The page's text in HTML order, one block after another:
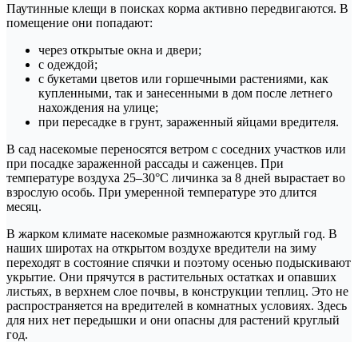
Паутинные клещи в поисках корма активно передвигаются. В
помещение они попадают:
через открытые окна и двери;
с одеждой;
с букетами цветов или горшечными растениями, как
купленными, так и занесенными в дом после летнего
нахождения на улице;
при пересадке в грунт, зараженный яйцами вредителя.
В сад насекомые переносятся ветром с соседних участков или
при посадке зараженной рассады и саженцев. При
температуре воздуха 25–30°C личинка за 8 дней вырастает во
взрослую особь. При умеренной температуре это длится
месяц.
В жарком климате насекомые размножаются круглый год. В
наших широтах на открытом воздухе вредители на зиму
переходят в состояние спячки и поэтому осенью подыскивают
укрытие. Они прячутся в растительных остатках и опавших
листьях, в верхнем слое почвы, в конструкции теплиц. Это не
распространяется на вредителей в комнатных условиях. Здесь
для них нет передышки и они опасны для растений круглый
год.